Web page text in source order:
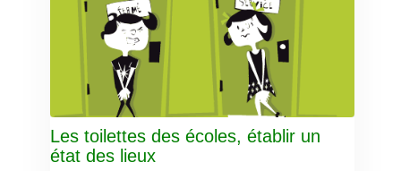
Les toilettes des écoles, établir un
état des lieux